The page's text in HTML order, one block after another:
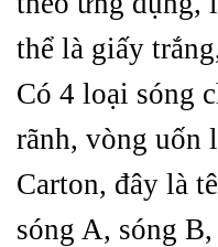
thể là giấy
Có 4 loại sóng
rãnh, vòng uốn
Carton, đây là
sóng A, sóng